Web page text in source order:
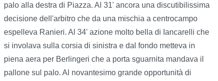
palo alla destra di Piazza. Al 31' ancora una discutibilissima
decisione dell'arbitro che da una mischia a centrocampo
espelleva Ranieri. Al 34' azione molto bella di Iancarelli che
si involava sulla corsia di sinistra e dal fondo metteva in
piena aera per Berlingeri che a porta sguarnita mandava il
pallone sul palo. Al novantesimo grande opportunità di